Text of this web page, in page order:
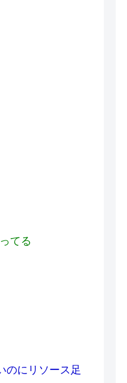
てる
のにリソース足